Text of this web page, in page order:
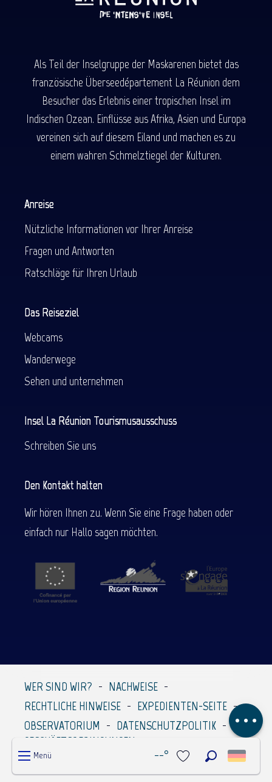
Menü --°
Voir les favoris
Kommentare
Als Teil der Inselgruppe der Maskarenen bietet das
französische Überseedépartement La Réunion dem
Besucher das Erlebnis einer tropischen Insel im
Indischen Ozean. Einflüsse aus Afrika, Asien und Europa
vereinen sich auf diesem Eiland und machen es zu
einem wahren Schmelztiegel der Kulturen.
Anreise
Nützliche Informationen vor Ihrer Anreise
Fragen und Antworten
Ratschläge für Ihren Urlaub
Das Reiseziel
Webcams
Wanderwege
Sehen und unternehmen
Insel La Réunion Tourismusausschuss
Schreiben Sie uns
Den Kontakt halten
Wir hören Ihnen zu. Wenn Sie eine Frage haben oder
einfach nur Hallo sagen möchten.
WER SIND WIR?
NACHWEISE
RECHTLICHE HINWEISE
EXPEDIENTEN-SEITE
OBSERVATORIUM
DATENSCHUTZPOLITIK
GESCHÄFTSBEDINGUNGEN